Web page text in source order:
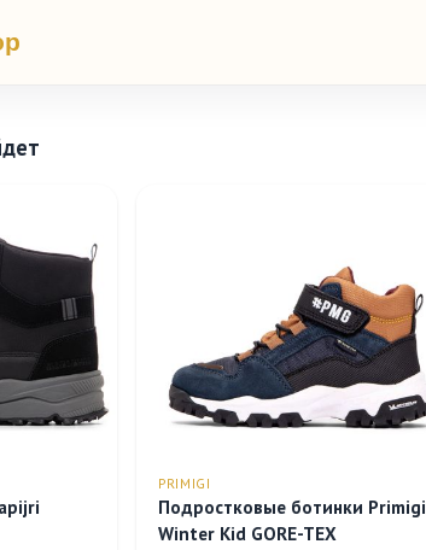
PRIMIGI
Подростковые ботинки Primigi
Winter Kid GORE-TEX